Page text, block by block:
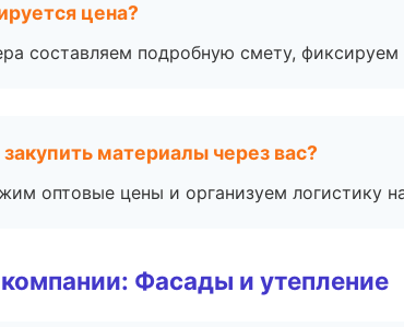
цена?
составляем подробную смету,
материалы через вас?
оптовые цены и организуем логистику
Фасады и утепление